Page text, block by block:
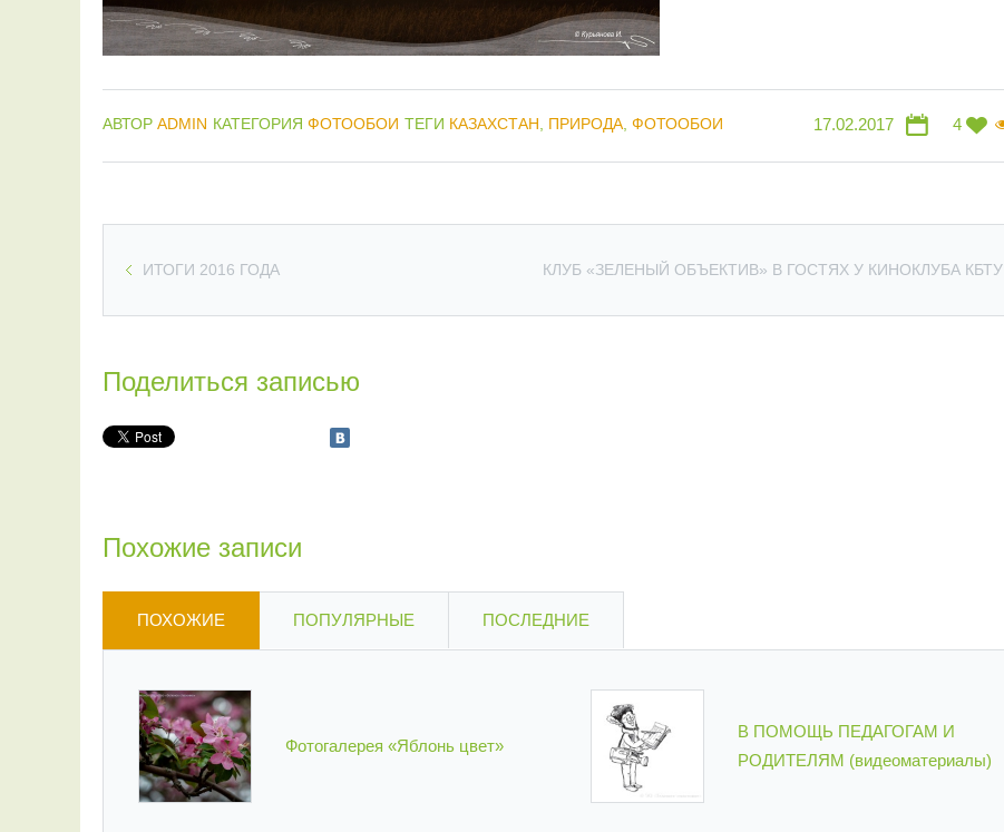
17.02.2017 4
АВТОР ADMIN КАТЕГОРИЯ ФОТООБОИ ТЕГИ КАЗАХСТАН ПРИРОДА ФОТООБОИ
КЛУБ «ЗЕЛЕНЫЙ ОБЪЕКТИВ» В ГОСТЯХ У КИНОКЛУБА КБТУ
ИТОГИ 2016 ГОДА
Поделиться записью
Похожие записи
ПОХОЖИЕ ПОПУЛЯРНЫЕ ПОСЛЕДНИЕ
Фотогалерея «Яблонь цвет»
В ПОМОЩЬ ПЕДАГОГАМ И
РОДИТЕЛЯМ (видеоматериалы)